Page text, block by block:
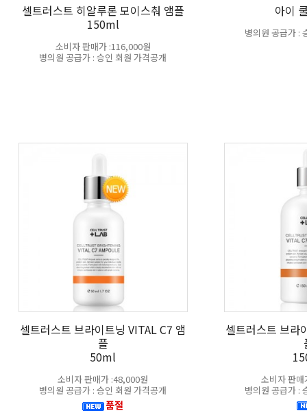
셀트러스트 히알루론 모이스춰 앰플
150ml
소비자 판매가 :116,000원
병의원 공급가 : 승인 회원 가격공개
아이
병의원 공급가 :
셀트러스트 브라이트닝 VITAL C7 앰
플
50ml
소비자 판매가 :48,000원
병의원 공급가 : 승인 회원 가격공개
품절
셀트러스트 브라
소비자 판
병의원 공급가 :